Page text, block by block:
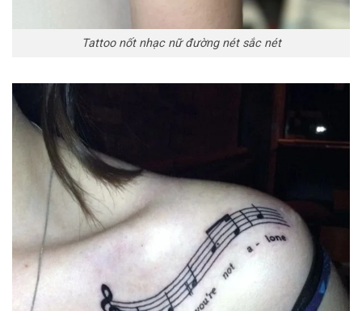
Tattoo nốt nhạc nữ đường nét sắc nét